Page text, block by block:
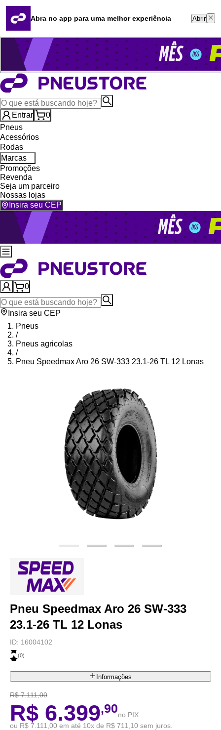
Quero revender
Blog
Whatsapp (16) 99764-8401
Televendas (47) 3046-2551
Entrar
0
Pneus
Acessórios
Rodas
Marcas
Promoções
Revenda
Seja um parceiro
Nossas lojas
Insira seu CEP
0
Insira seu CEP
Pneus
/
Pneus agricolas
/
Pneu Speedmax Aro 26 SW-333 23.1-26 TL 12 Lonas
Pneu Speedmax Aro 26 SW-333
23.1-26 TL 12 Lonas
ID: 16004102
(0)
Informações
R$ 7.111,00
R$ 6.399,90no PIX
ou R$ 7.111,00 em até 10x de R$ 711,10 sem juros.
Abra no app para uma melhor experiência Abrir